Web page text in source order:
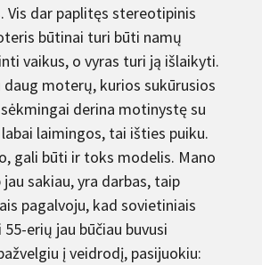
Vis dar paplitęs stereotipinis
būtinai turi būti namų
vaikus, o vyras turi ją išlaikyti.
moterų, kurios sukūrusios
derina motinystę su
laimingos, tai išties puiku.
gali būti ir toks modelis. Mano
sakiau, yra darbas, taip
pagalvoju, kad sovietiniais
erių jau būčiau buvusi
į veidrodį, pasijuokiu: